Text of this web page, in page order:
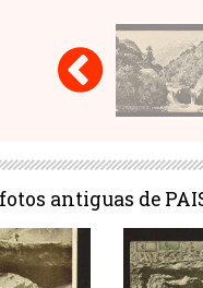
antiguas de